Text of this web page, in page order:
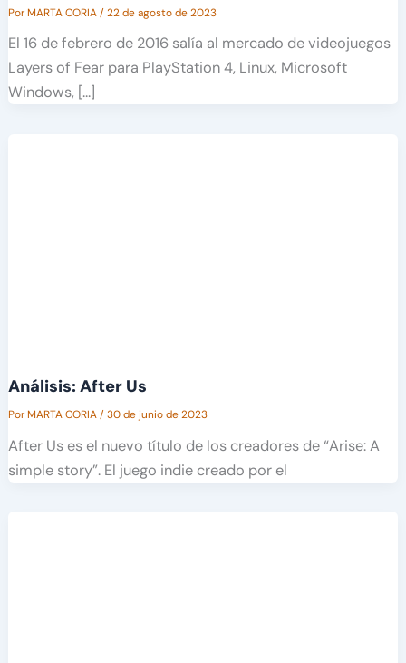
PorMARTA CORIA/22 de agosto de 2023
El 16 de febrero de 2016 salía al mercado de videojuegos
Layers of Fear para PlayStation 4, Linux, Microsoft
Windows, […]
Análisis: After Us
PorMARTA CORIA/30 de junio de 2023
After Us es el nuevo título de los creadores de “Arise: A
simple story”. El juego indie creado por el